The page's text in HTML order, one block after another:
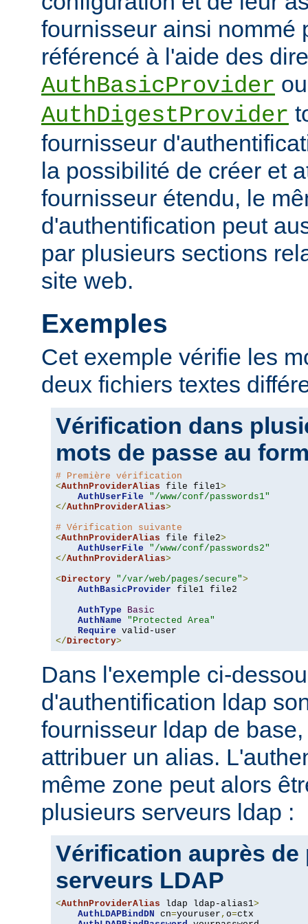
fournisseur ainsi nommé
référencé à l'aide des
AuthBasicProvider ou
AuthDigestProvider
fournisseur
la possibilité de créer et
fournisseur étendu, le
d'authentification peut
par plusieurs sections
site web.
Exemples
Cet exemple vérifie les
deux fichiers textes
Vérification dans
mots de passe au
# Première vérification
<AuthnProviderAlias file file1>
AuthUserFile
"/www/conf/passwords1"
</AuthnProviderAlias>
# Vérification suivante
<AuthnProviderAlias file file2>
AuthUserFile
"/www/conf/passwords2"
</AuthnProviderAlias>
<Directory "/var/web/pages/secure">
AuthBasicProvider file1 file2
AuthType
Basic
AuthName
"Protected Area"
Require
</Directory>
Dans l'exemple ci-
d'authentification ldap
fournisseur ldap de
attribuer un alias.
même zone peut alors
plusieurs serveurs ldap :
Vérification auprès de
serveurs LDAP
<AuthnProviderAlias ldap ldap-alias1>
AuthLDAPBindDN cn=youruser , o=ctx